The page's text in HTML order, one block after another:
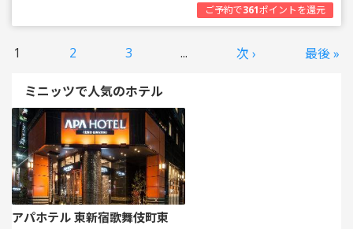
ご予約で361ポイントを還元
1 2 3 ... 次 › 最後 »
ミニッツで人気のホテル
アパホテル 東新宿歌舞伎町東